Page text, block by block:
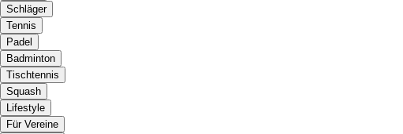
Schläger
Tennis
Padel
Badminton
Tischtennis
Squash
Lifestyle
Für Vereine